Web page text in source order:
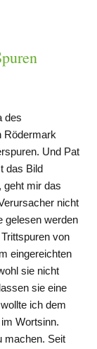
des
Rödermark
Und Pat
das Bild
geht mir das
nicht
gelesen werden
von
eingereichten
sie nicht
sie eine
ich dem
Wortsinn.
machen. Seit